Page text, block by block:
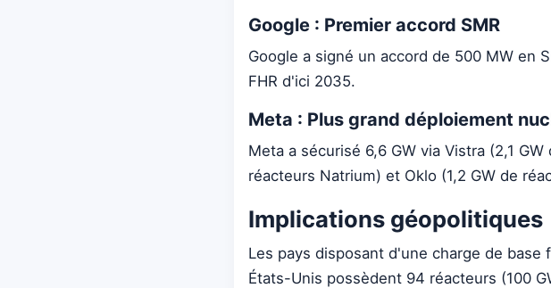
Google : Premier accord SMR
Google a signé un accord de 500 MW en
FHR d'ici 2035.
Meta : Plus grand déploiement
Meta a sécurisé 6,6 GW via Vistra (2,1
réacteurs Natrium) et Oklo (1,2 GW de
Implications géopolitiques
Les pays disposant d'une charge de
États-Unis possèdent 94 réacteurs (100